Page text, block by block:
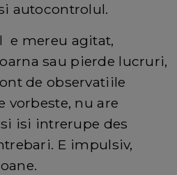
autocontrolul.
e mereu agitat,
sau pierde lucruri,
de observatiile
vorbeste, nu are
isi intrerupe des
E impulsiv,